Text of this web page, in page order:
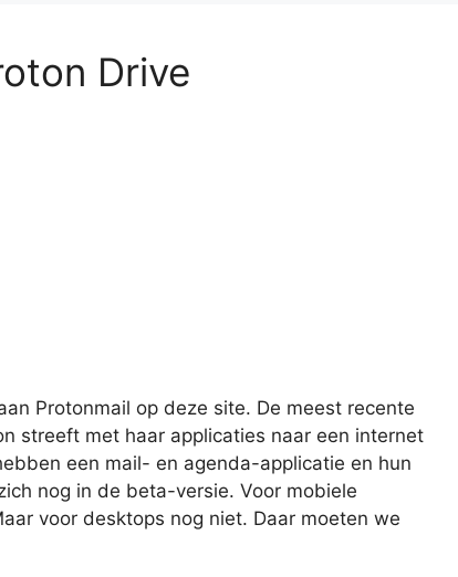
Drive
Protonmail op deze site. De meest recente
streeft met haar applicaties naar een internet
een mail- en agenda-applicatie en hun
nog in de beta-versie. Voor mobiele
voor desktops nog niet. Daar moeten we